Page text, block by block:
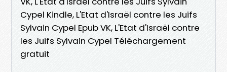
Cypel Kindle, L'Etat d'Israël contre les Juifs
Sylvain Cypel Epub VK, L'Etat d'Israël contre
les Juifs Sylvain Cypel Téléchargement
gratuit